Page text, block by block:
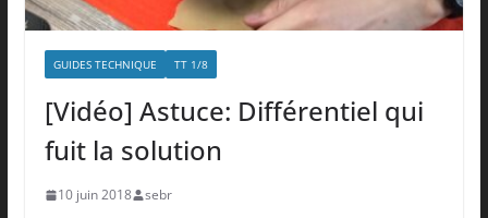
GUIDES TECHNIQUE TT 1/8
[Vidéo] Astuce: Différentiel qui
fuit la solution
10 juin 2018 sebr